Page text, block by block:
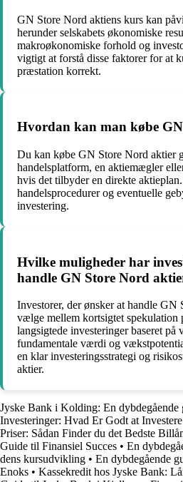
GN Store Nord aktiens kurs kan
herunder selskabets økonomiske
makroøkonomiske forhold og
vigtigt at forstå disse faktorer for at
præstation korrekt.
Hvordan kan man købe
Du kan købe GN Store Nord aktier
handelsplatform, en aktiemægler
hvis det tilbyder en direkte
handelsprocedurer og eventuelle
investering.
Hvilke muligheder har
handle GN Store Nord
Investorer, der ønsker at handle GN
vælge mellem kortsigtet spekulation
langsigtede investeringer baseret på
fundamentale værdi og
en klar investeringsstrategi og
aktier.
Jyske Bank i Kolding: En dybdegående
Investeringer: Hvad Er Godt at
Priser: Sådan Finder du det Bedste
Guide til Finansiel Succes • En
dens kursudvikling • En dybdegående
Enoks • Kassekredit hos Jyske Bank: